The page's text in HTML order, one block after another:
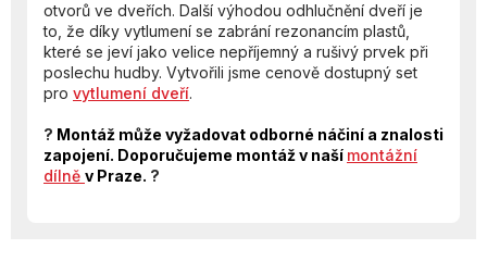
otvorů ve dveřích. Další výhodou odhlučnění dveří je
to, že díky vytlumení se zabrání rezonancím plastů,
které se jeví jako velice nepříjemný a rušivý prvek při
poslechu hudby. Vytvořili jsme cenově dostupný set
pro vytlumení dveří.
? Montáž může vyžadovat odborné náčiní a znalosti
zapojení. Doporučujeme montáž v naší montážní
dílně v Praze. ?